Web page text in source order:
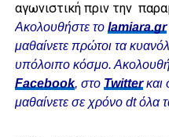
αγωνιστική πριν την
Ακολουθήστε το lamiara.gr
μαθαίνετε πρώτοι τα
υπόλοιπο κόσμο.
Facebook, στο Twitterκαι
μαθαίνετε σε χρόνο dt όλα